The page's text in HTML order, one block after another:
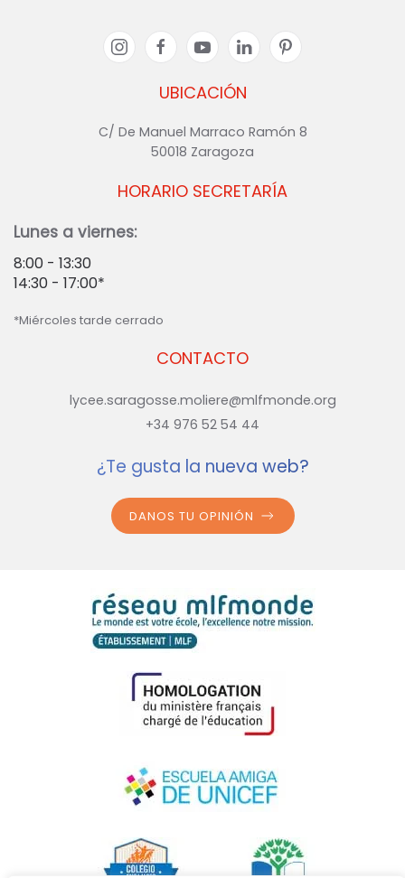
UBICACIÓN
C/ De Manuel Marraco Ramón 8
50018 Zaragoza
CONTACTO
lycee.saragosse.moliere@mlfmonde.org
+34 976 52 54 44
HORARIO SECRETARÍA
Lunes a viernes:
8:00 - 13:30
14:30 - 17:00*
*Miércoles tarde cerrado
¿Te gusta la nueva web?
DANOS TU OPINIÓN